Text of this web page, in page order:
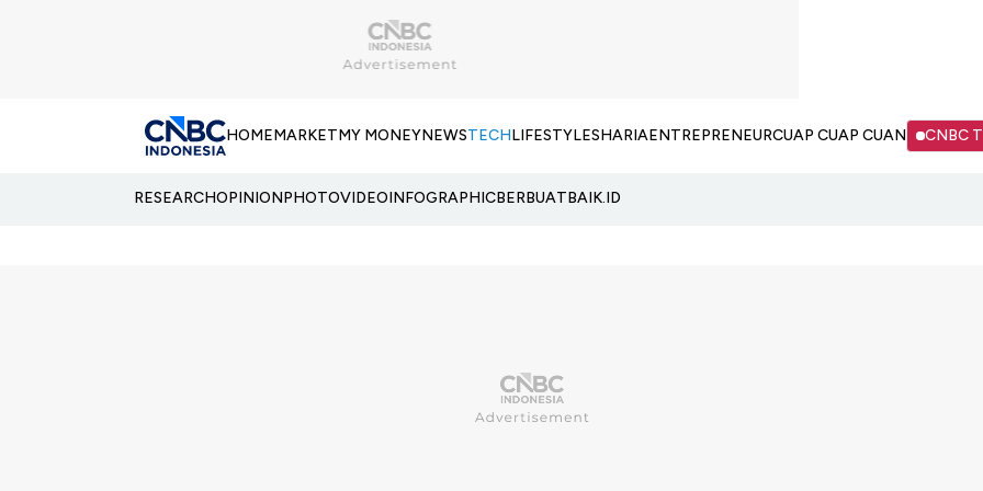
HOMEMARKETMY MONEYNEWSTECHLIFESTYLESHARIAENTREPRENEURCUAP CUAP CUAN CNBC
RESEARCHOPINIONPHOTOVIDEOINFOGRAPHICBERBUATBAIK.ID